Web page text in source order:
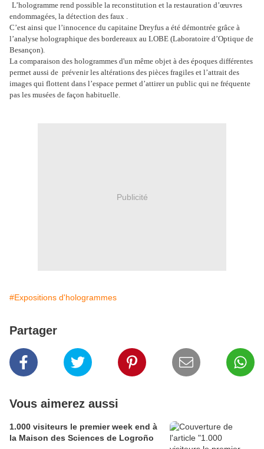
L’hologramme rend possible la reconstitution et la restauration d’œuvres
endommagées, la détection des faux .
C’est ainsi que l’innocence du capitaine Dreyfus a été démontrée grâce à
l’analyse holographique des bordereaux au LOBE (Laboratoire d’Optique de
Besançon).
La comparaison des hologrammes d'un même objet à des époques différentes
permet aussi de prévenir les altérations des pièces fragiles et l’attrait des
images qui flottent dans l’espace permet d’attirer un public qui ne fréquente
pas les musées de façon habituelle.
Publicité
#Expositions d'hologrammes
Partager
Vous aimerez aussi
1.000 visiteurs le premier week end à
la Maison des Sciences de Logroño